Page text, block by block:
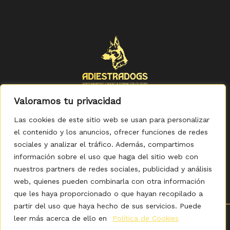
Valoramos tu privacidad
Las cookies de este sitio web se usan para personalizar
el contenido y los anuncios, ofrecer funciones de redes
sociales y analizar el tráfico. Además, compartimos
información sobre el uso que haga del sitio web con
nuestros partners de redes sociales, publicidad y análisis
web, quienes pueden combinarla con otra información
que les haya proporcionado o que hayan recopilado a
partir del uso que haya hecho de sus servicios. Puede
leer más acerca de ello en
Política de Cookies
Política de Privacidad -Política de Cookies-Aviso legal
Accesibilidad- Condiciones Generales de Compra